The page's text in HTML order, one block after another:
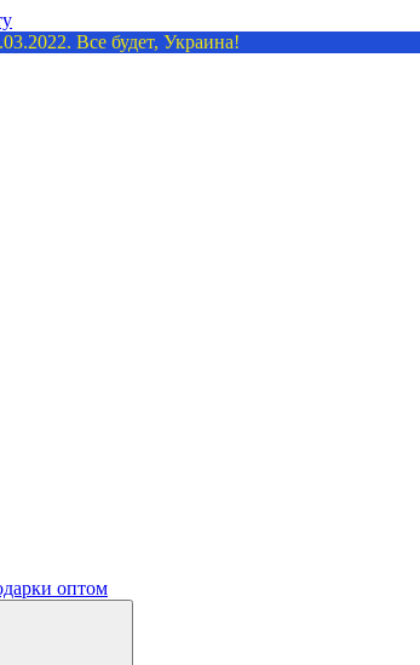
Все будет, Украина!